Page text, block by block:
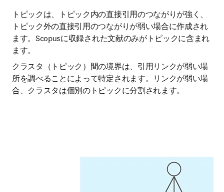
トピックは、トピック内の直接引用のつながりが強く、
トピック外の直接引用のつながりが弱い場合に作成され
ます。Scopusに収録された文献のみがトピックに含まれ
ます。
クラスタ（トピック）間の境界は、引用リンクが弱い場
所を調べることによって特定されます。リンクが弱い場
合、クラスタは個別のトピックに分割されます。